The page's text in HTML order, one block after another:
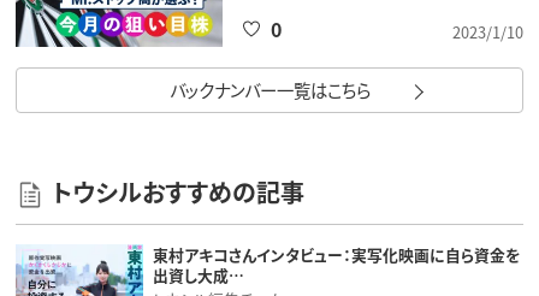
2023/1/10
0
バックナンバー一覧はこちら
トウシルおすすめの記事
東村アキコさんインタビュー：実写化映画に自ら資金を
出資し大成…